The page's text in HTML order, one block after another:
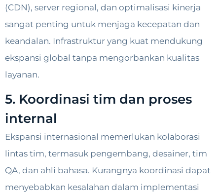
(CDN), server regional, dan optimalisasi kinerja
sangat penting untuk menjaga kecepatan dan
keandalan. Infrastruktur yang kuat mendukung
ekspansi global tanpa mengorbankan kualitas
layanan.
5. Koordinasi tim dan proses
internal
Ekspansi internasional memerlukan kolaborasi
lintas tim, termasuk pengembang, desainer, tim
QA, dan ahli bahasa. Kurangnya koordinasi dapat
menyebabkan kesalahan dalam implementasi